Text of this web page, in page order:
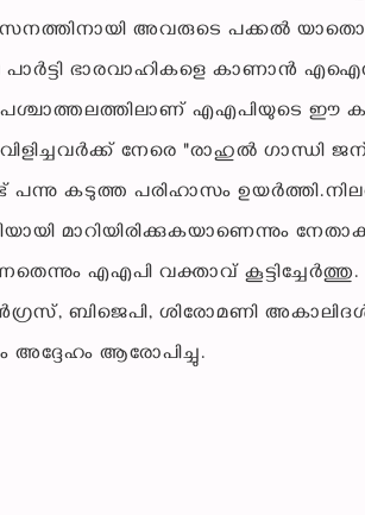
അവരുടെ പക്കൽ
പാർട്ടി ഭാരവാഹികളെ കാണാൻ
പശ്ചാത്തലത്തിലാണ് എഎപിയുടെ ഈ
നേരെ "രാഹുൽ ഗാന്ധി
പന്നു കടുത്ത പരിഹാസം
മാറിയിരിക്കുകയാണെന്നും
എഎപി വക്താവ്
ബിജെപി, ശിരോമണി അകാലിദൾ
അദ്ദേഹം ആരോപിച്ചു.